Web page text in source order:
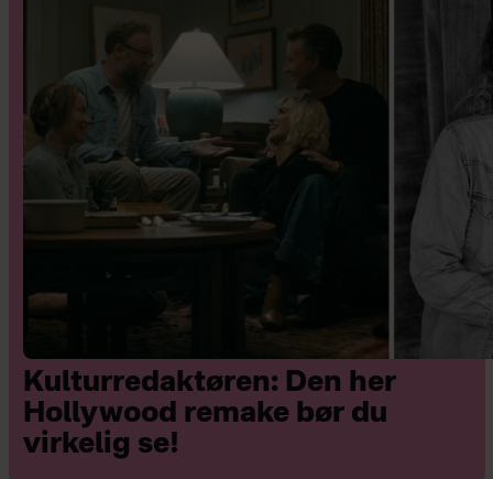
Kulturredaktøren: Den her
Hollywood remake bør du
virkelig se!